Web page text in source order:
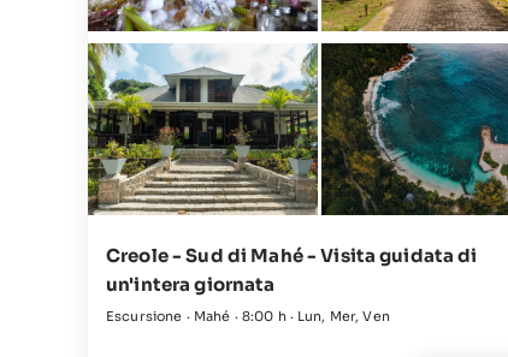
Creole - Sud di Mahé - Visita guidata di
un'intera giornata
Escursione · Mahé · 8:00 h · Lun, Mer, Ven